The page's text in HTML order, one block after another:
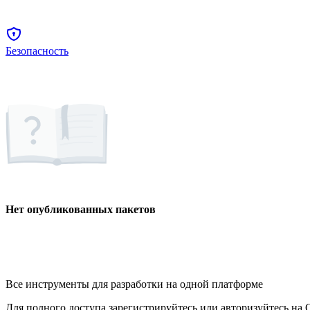
Безопасность
Нет опубликованных пакетов
Все инструменты для разработки на одной платформе
Для полного доступа зарегистрируйтесь или авторизуйтесь на